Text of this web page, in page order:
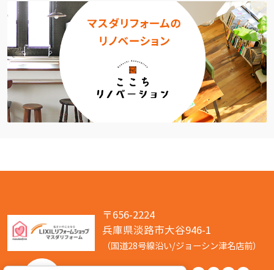
〒656-2224
兵庫県淡路市大谷946-1
（国道28号線沿い/ジョーシン津名店前）